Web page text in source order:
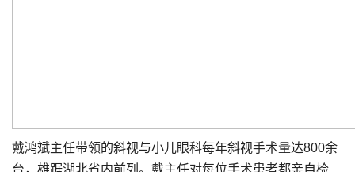
戴鸿斌主任带领的斜视与小儿眼科每年斜视手术量达800余
台，雄踞湖北省内前列。戴主任对每位手术患者都亲自检